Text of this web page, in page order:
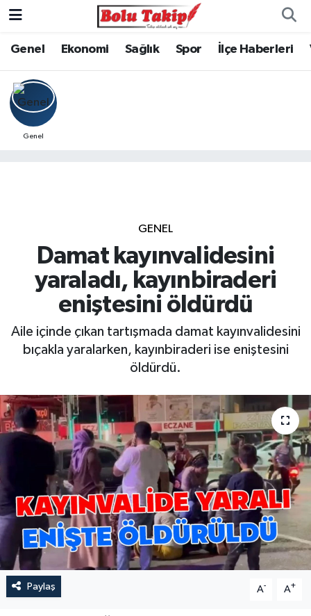
Genel Ekonomi Sağlık Spor İlçe Haberleri
Genel
GENEL
Damat kayınvalidesini
yaraladı, kayınbiraderi
eniştesini öldürdü
Aile içinde çıkan tartışmada damat kayınvalidesini
bıçakla yaralarken, kayınbiraderi ise eniştesini
öldürdü.
Paylaş A- A+